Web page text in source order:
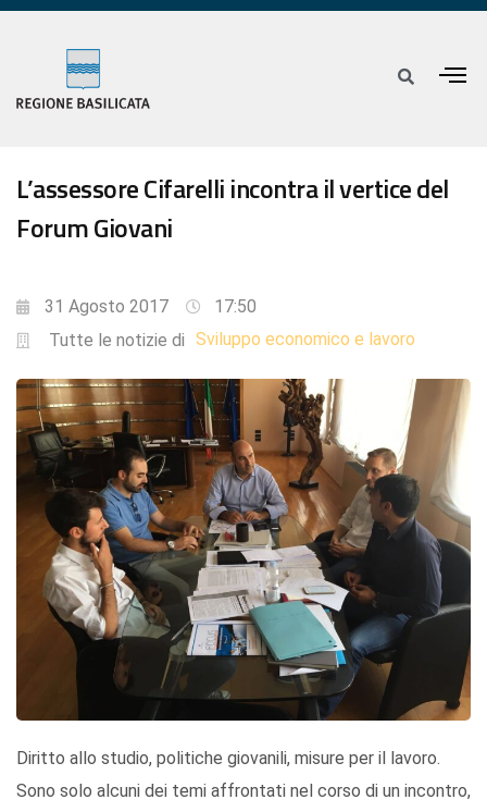
L’assessore Cifarelli incontra il vertice del
Forum Giovani
31 Agosto 2017
17:50
Tutte le notizie di Sviluppo economico e lavoro
Diritto allo studio, politiche giovanili, misure per il lavoro.
Sono solo alcuni dei temi affrontati nel corso di un incontro,